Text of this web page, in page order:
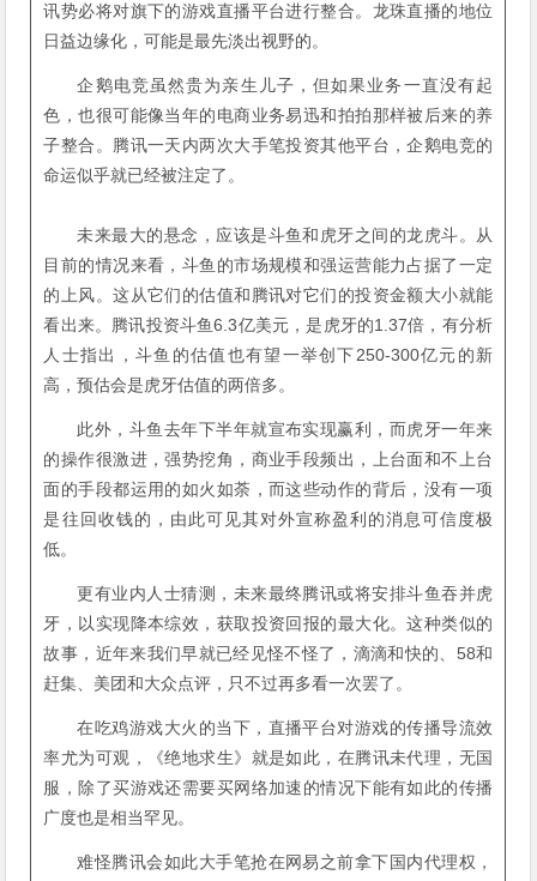
讯势必将对旗下的游戏直播平台进行整合。龙珠直播的地位
日益边缘化，可能是最先淡出视野的。
企鹅电竞虽然贵为亲生儿子，但如果业务一直没有起
色，也很可能像当年的电商业务易迅和拍拍那样被后来的养
子整合。腾讯一天内两次大手笔投资其他平台，企鹅电竞的
命运似乎就已经被注定了。
未来最大的悬念，应该是斗鱼和虎牙之间的龙虎斗。从
目前的情况来看，斗鱼的市场规模和强运营能力占据了一定
的上风。这从它们的估值和腾讯对它们的投资金额大小就能
看出来。腾讯投资斗鱼6.3亿美元，是虎牙的1.37倍，有分析
人士指出，斗鱼的估值也有望一举创下250-300亿元的新
高，预估会是虎牙估值的两倍多。
此外，斗鱼去年下半年就宣布实现赢利，而虎牙一年来
的操作很激进，强势挖角，商业手段频出，上台面和不上台
面的手段都运用的如火如荼，而这些动作的背后，没有一项
是往回收钱的，由此可见其对外宣称盈利的消息可信度极
低。
更有业内人士猜测，未来最终腾讯或将安排斗鱼吞并虎
牙，以实现降本综效，获取投资回报的最大化。这种类似的
故事，近年来我们早就已经见怪不怪了，滴滴和快的、58和
赶集、美团和大众点评，只不过再多看一次罢了。
在吃鸡游戏大火的当下，直播平台对游戏的传播导流效
率尤为可观，《绝地求生》就是如此，在腾讯未代理，无国
服，除了买游戏还需要买网络加速的情况下能有如此的传播
广度也是相当罕见。
难怪腾讯会如此大手笔抢在网易之前拿下国内代理权，